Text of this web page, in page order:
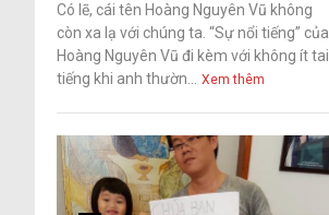
Có lẽ, cái tên Hoàng Nguyên Vũ không
còn xa lạ với chúng ta. “Sự nổi tiếng” của
Hoàng Nguyên Vũ đi kèm với không ít tai
tiếng khi anh thườn...
Xem thêm